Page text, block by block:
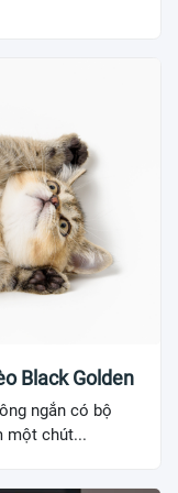
Black Golden
ngắn có bộ
một chút...